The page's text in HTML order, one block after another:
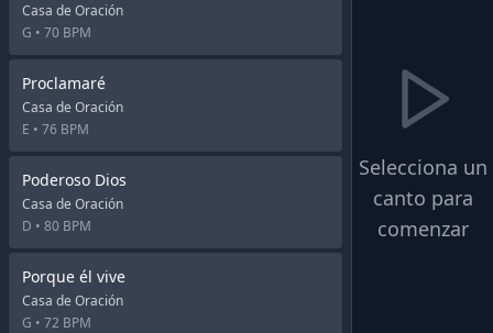
Casa de Oración
G • 70 BPM
Proclamaré
Casa de Oración
E • 76 BPM
Poderoso Dios
Casa de Oración
D • 80 BPM
Porque él vive
Casa de Oración
G • 72 BPM
Selecciona un
canto para
comenzar